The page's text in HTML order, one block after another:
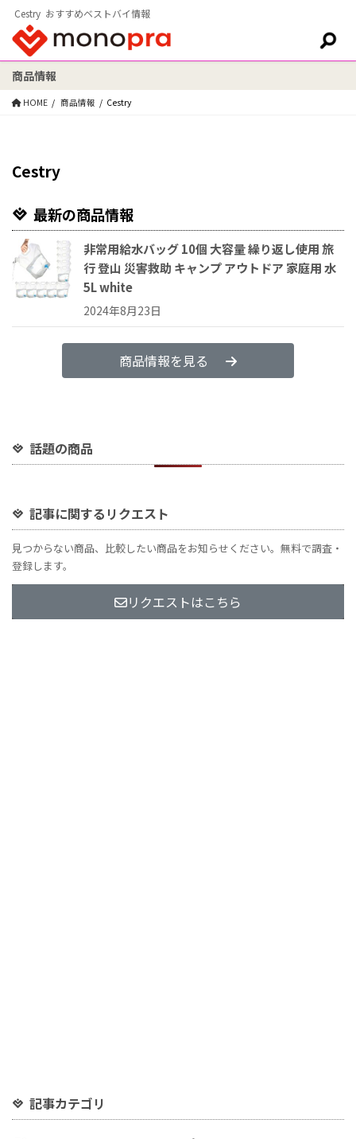
Cestry おすすめベストバイ情報
検索:
商品情報
HOME 商品情報 Cestry
Cestry
最新の商品情報
非常用給水バッグ 10個 大容量 繰り返し使用 旅
行 登山 災害救助 キャンプ アウトドア 家庭用 水
5L white
2024年8月23日
商品情報を見る
話題の商品
記事に関するリクエスト
見つからない商品、比較したい商品をお知らせください。無料で調査・
登録します。
リクエストはこちら
記事カテゴリ